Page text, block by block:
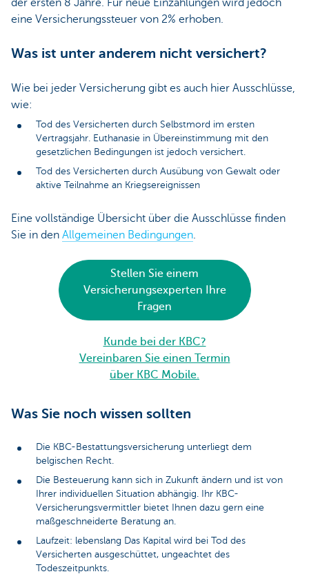
der ersten 8 Jahre. Für neue Einzahlungen wird jedoch
eine Versicherungssteuer von 2% erhoben.
Was ist unter anderem nicht versichert?
Wie bei jeder Versicherung gibt es auch hier Ausschlüsse,
wie:
Tod des Versicherten durch Selbstmord im ersten
Vertragsjahr. Euthanasie in Übereinstimmung mit den
gesetzlichen Bedingungen ist jedoch versichert.
Tod des Versicherten durch Ausübung von Gewalt oder
aktive Teilnahme an Kriegsereignissen
Eine vollständige Übersicht über die Ausschlüsse finden
Sie in den Allgemeinen Bedingungen.
Stellen Sie einem
Versicherungsexperten Ihre
Fragen
Kunde bei der KBC?
Vereinbaren Sie einen Termin
über KBC Mobile.
Was Sie noch wissen sollten
Die KBC-Bestattungsversicherung unterliegt dem
belgischen Recht.
Die Besteuerung kann sich in Zukunft ändern und ist von
Ihrer individuellen Situation abhängig. Ihr KBC-
Versicherungsvermittler bietet Ihnen dazu gern eine
maßgeschneiderte Beratung an.
Laufzeit: lebenslang Das Kapital wird bei Tod des
Versicherten ausgeschüttet, ungeachtet des
Todeszeitpunkts.